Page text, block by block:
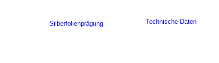
Silberfolienprägung Technische Daten